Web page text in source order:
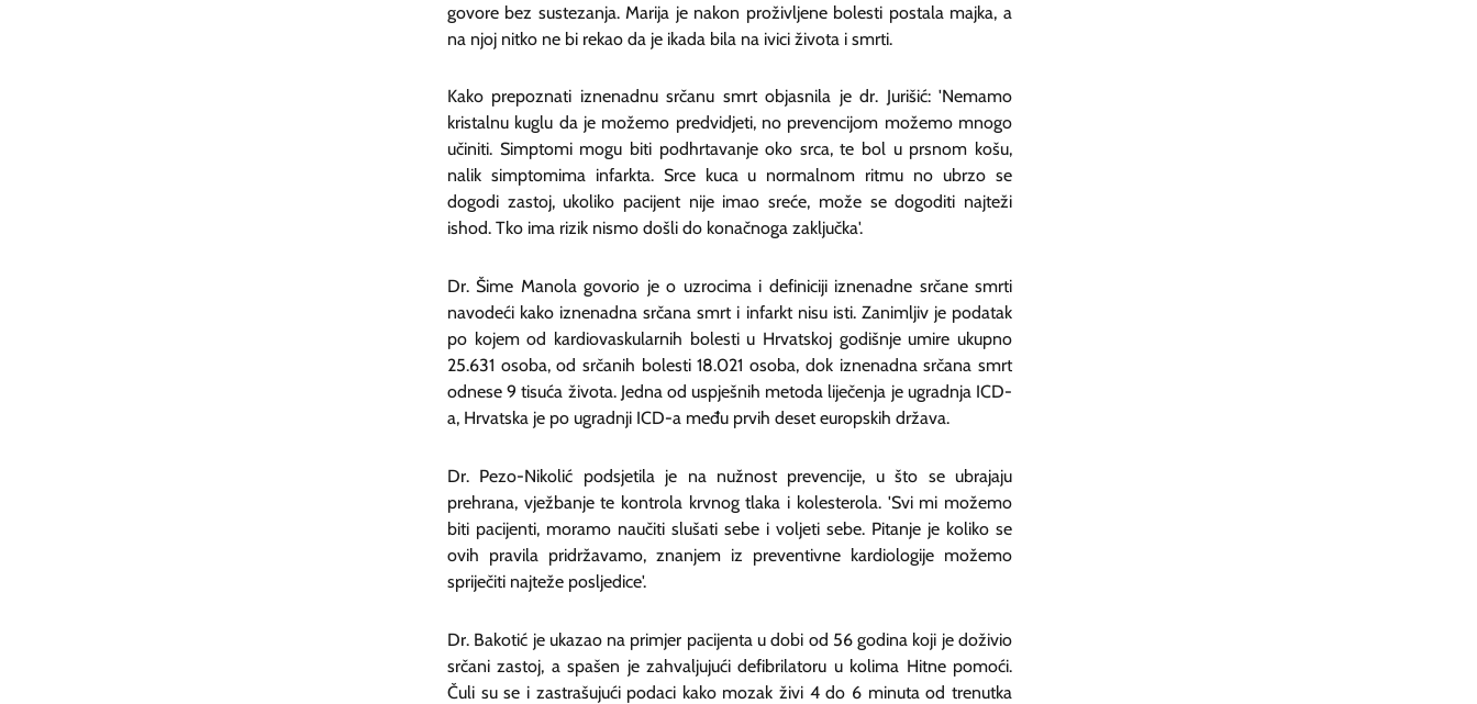
govore bez sustezanja. Marija je nakon proživljene bolesti postala majka, a
na njoj nitko ne bi rekao da je ikada bila na ivici života i smrti.
Kako prepoznati iznenadnu srčanu smrt objasnila je dr. Jurišić: 'Nemamo
kristalnu kuglu da je možemo predvidjeti, no prevencijom možemo mnogo
učiniti. Simptomi mogu biti podhrtavanje oko srca, te bol u prsnom košu,
nalik simptomima infarkta. Srce kuca u normalnom ritmu no ubrzo se
dogodi zastoj, ukoliko pacijent nije imao sreće, može se dogoditi najteži
ishod. Tko ima rizik nismo došli do konačnoga zaključka'.
Dr. Šime Manola govorio je o uzrocima i definiciji iznenadne srčane smrti
navodeći kako iznenadna srčana smrt i infarkt nisu isti. Zanimljiv je podatak
po kojem od kardiovaskularnih bolesti u Hrvatskoj godišnje umire ukupno
25.631 osoba, od srčanih bolesti 18.021 osoba, dok iznenadna srčana smrt
odnese 9 tisuća života. Jedna od uspješnih metoda liječenja je ugradnja ICD-
a, Hrvatska je po ugradnji ICD-a među prvih deset europskih država.
Dr. Pezo-Nikolić podsjetila je na nužnost prevencije, u što se ubrajaju
prehrana, vježbanje te kontrola krvnog tlaka i kolesterola. 'Svi mi možemo
biti pacijenti, moramo naučiti slušati sebe i voljeti sebe. Pitanje je koliko se
ovih pravila pridržavamo, znanjem iz preventivne kardiologije možemo
spriječiti najteže posljedice'.
Dr. Bakotić je ukazao na primjer pacijenta u dobi od 56 godina koji je doživio
srčani zastoj, a spašen je zahvaljujući defibrilatoru u kolima Hitne pomoći.
Čuli su se i zastrašujući podaci kako mozak živi 4 do 6 minuta od trenutka